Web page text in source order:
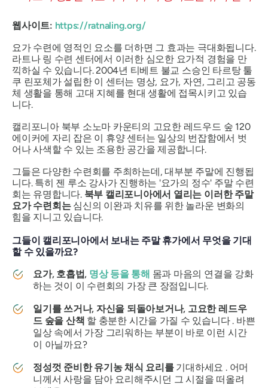
웹사이트: https://ratnaling.org/
요가 수련에 영적인 요소를 더하면 그 효과는 극대화됩니다.
라트나 링 수련 센터에서 이러한 심오한 요가적 경험을 만
끽하실 수 있습니다. 2004년 티베트 불교 스승인 타르탕 툴
쿠 린포체가 설립한 이 센터는 명상, 요가, 자연, 그리고 공동
체 생활을 통해 고대 지혜를 현대 생활에 접목시키고 있습
니다.
캘리포니아 북부 소노마 카운티의 고요한 레드우드 숲 120
에이커에 자리 잡은 이 휴양 센터는 일상의 번잡함에서 벗
어나 사색할 수 있는 조용한 공간을 제공합니다.
그들은 다양한 수련회를 주최하는데, 대부분 주말에 진행됩
니다. 특히 젠 루소 강사가 진행하는 '요가의 정수' 주말 수련
회는 유명합니다. 북부 캘리포니아에서 열리는 이러한 주말
요가 수련회는심신의 이완과 치유를 위한 놀라운 변화의
힘을 지니고 있습니다.
그들이 캘리포니아에서 보내는 주말 휴가에서 무엇을 기대
할 수 있을까요?
요가, 호흡법, 명상 등을 통해 몸과 마음의 연결을 강화
하는 것이 이 수련회의 가장 큰 장점입니다.
일기를 쓰거나, 자신을 되돌아보거나, 고요한 레드우
드 숲을 산책 할 충분한 시간을 가질 수 있습니다 . 바쁜
일상 속에서 가장 그리워하는 부분이 바로 이런 시간
이 아닐까요?
정성껏 준비한 유기농 채식 요리를기대하세요 . 어머
니께서 사랑을 담아 요리해주시던 그 시절을 떠올려